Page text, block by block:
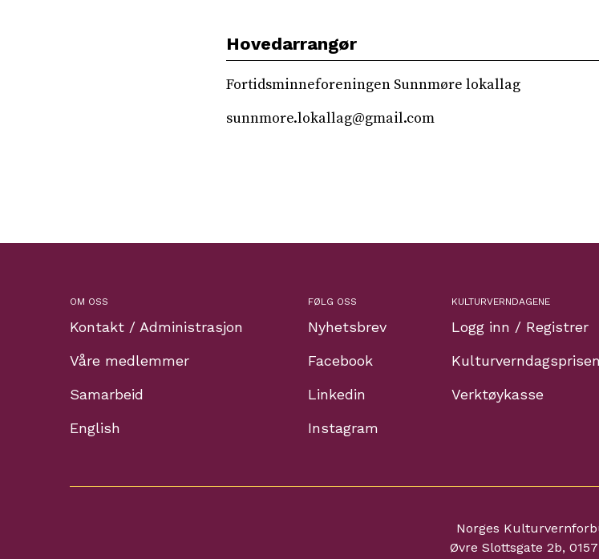
Hovedarrangør
Fortidsminneforeningen Sunnmøre lokallag
sunnmore.lokallag@gmail.com
OM OSS
Kontakt / Administrasjon
Våre medlemmer
Samarbeid
English
FØLG OSS
Nyhetsbrev
Facebook
Linkedin
Instagram
KULTURVERNDAGENE
Logg inn / Registrer
Kulturverndagsprisen
Verktøykasse
Norges
Øvre Slottsgate 2b,